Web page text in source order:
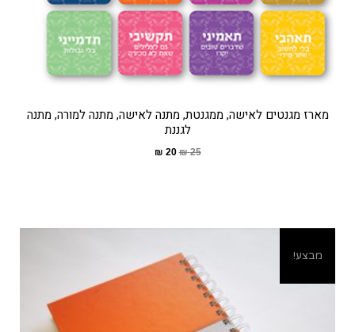
מארז מגנטים לאישה, ממגנטת, מתנה לאישה, מתנה למורה, מתנה
לגננת
25
₪
20
₪
מבצע!